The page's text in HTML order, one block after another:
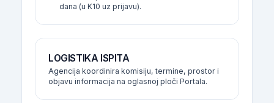
dana (u K10 uz prijavu).
LOGISTIKA ISPITA
Agencija koordinira komisiju, termine, prostor i
objavu informacija na oglasnoj ploči Portala.